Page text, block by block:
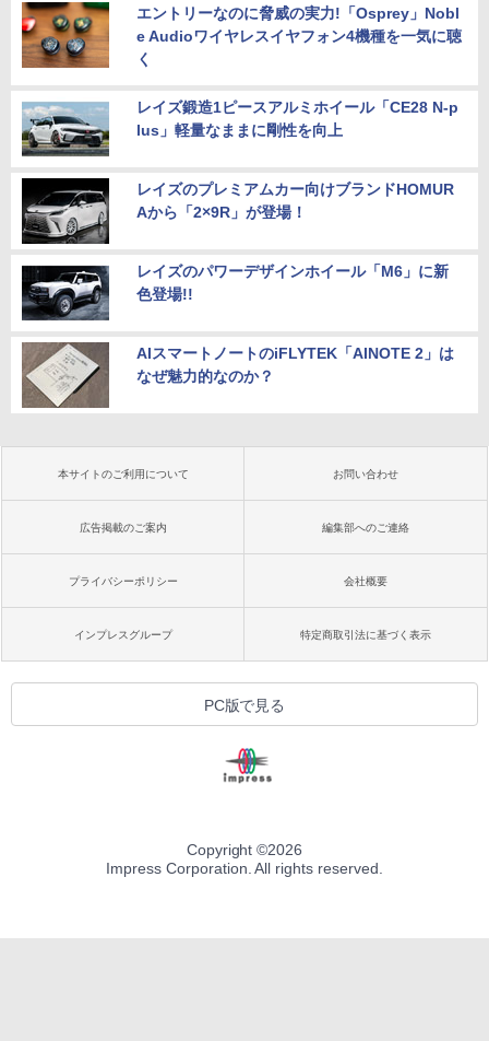
エントリーなのに脅威の実力!「Osprey」Nobl
e Audioワイヤレスイヤフォン4機種を一気に聴
く
レイズ鍛造1ピースアルミホイール「CE28 N-p
lus」軽量なままに剛性を向上
レイズのプレミアムカー向けブランドHOMUR
Aから「2×9R」が登場！
レイズのパワーデザインホイール「M6」に新
色登場!!
AIスマートノートのiFLYTEK「AINOTE 2」は
なぜ魅力的なのか？
本サイトのご利用について お問い合わせ
広告掲載のご案内 編集部へのご連絡
プライバシーポリシー 会社概要
インプレスグループ 特定商取引法に基づく表示
PC版で見る
Copyright ©2026
Impress Corporation. All rights reserved.